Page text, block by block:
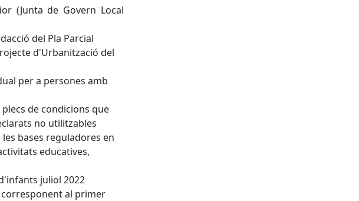
(Junta de Govern Local
del Pla Parcial
d'Urbanització del
per a persones amb
de condicions que
no utilitzables
bases reguladores en
educatives,
juliol 2022
corresponent al primer